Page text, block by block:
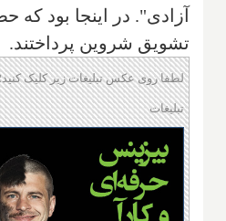
آزادی". در اینجا بود که
تشویق شروین پرداختند.
لطفا روی عکس تبلیغات زیر کلیک
تبلیغات